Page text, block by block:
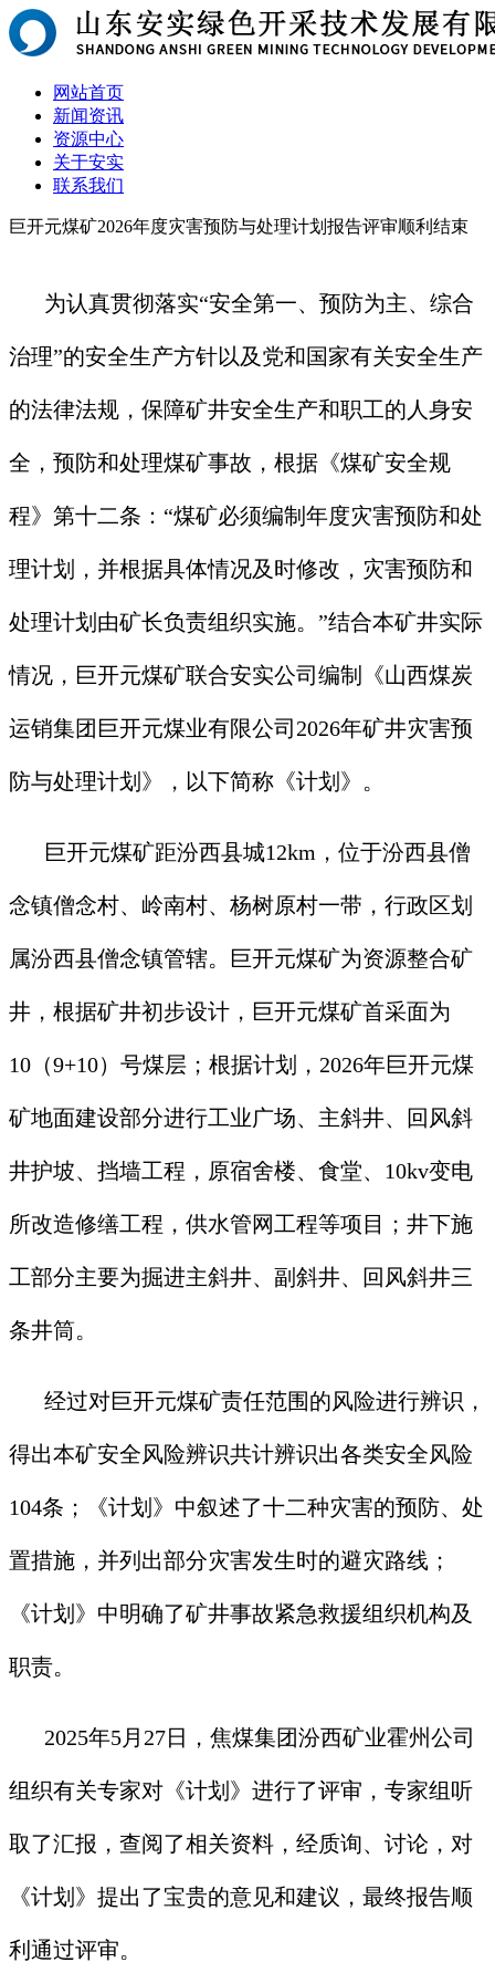
网站首页
新闻资讯
资源中心
关于安实
联系我们
巨开元煤矿2026年度灾害预防与处理计划报告评审顺利结束
为认真贯彻落实“安全第一、预防为主、综合
治理”的安全生产方针以及党和国家有关安全生产
的法律法规，保障矿井安全生产和职工的人身安
全，预防和处理煤矿事故，根据《煤矿安全规
程》第十二条：“煤矿必须编制年度灾害预防和处
理计划，并根据具体情况及时修改，灾害预防和
处理计划由矿长负责组织实施。”结合本矿井实际
情况，巨开元煤矿联合安实公司编制《山西煤炭
运销集团巨开元煤业有限公司2026年矿井灾害预
防与处理计划》，以下简称《计划》。
巨开元煤矿距汾西县城12km，位于汾西县僧
念镇僧念村、岭南村、杨树原村一带，行政区划
属汾西县僧念镇管辖。巨开元煤矿为资源整合矿
井，根据矿井初步设计，巨开元煤矿首采面为
10（9+10）号煤层；根据计划，2026年巨开元煤
矿地面建设部分进行工业广场、主斜井、回风斜
井护坡、挡墙工程，原宿舍楼、食堂、10kv变电
所改造修缮工程，供水管网工程等项目；井下施
工部分主要为掘进主斜井、副斜井、回风斜井三
条井筒。
经过对巨开元煤矿责任范围的风险进行辨识，
得出本矿安全风险辨识共计辨识出各类安全风险
104条；《计划》中叙述了十二种灾害的预防、处
置措施，并列出部分灾害发生时的避灾路线；
《计划》中明确了矿井事故紧急救援组织机构及
职责。
2025年5月27日，焦煤集团汾西矿业霍州公司
组织有关专家对《计划》进行了评审，专家组听
取了汇报，查阅了相关资料，经质询、讨论，对
《计划》提出了宝贵的意见和建议，最终报告顺
利通过评审。